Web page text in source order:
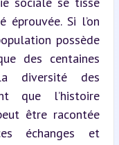
Si l’on
possède
des centaines
la diversité des
que l’histoire
être racontée
échanges et